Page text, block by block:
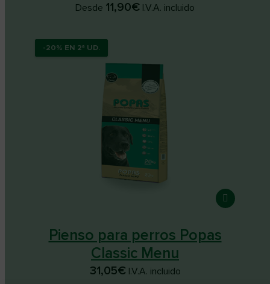
Desde 11,90€ I.V.A. incluido
-20% EN 2ª UD.
-20% EN 2ª UD.
Pienso para perros Popas
Classic Menu
31,05€I.V.A. incluido